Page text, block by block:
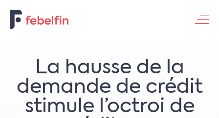
​​La hausse de la
demande de crédit
stimule l’octroi de